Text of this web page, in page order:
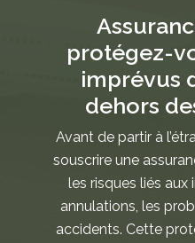
protégez-
imprévus
dehors
Avant de partir à
souscrire une
les risques liés
annulations, les
accidents. Cette